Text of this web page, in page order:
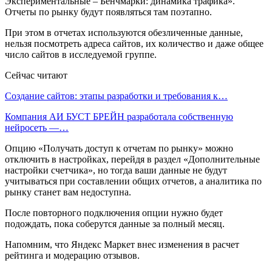
Отчеты по рынку будут появляться там поэтапно.
При этом в отчетах используются обезличенные данные,
нельзя посмотреть адреса сайтов, их количество и даже общее
число сайтов в исследуемой группе.
Сейчас читают
Создание сайтов: этапы разработки и требования к…
Компания АИ БУСТ БРЕЙН разработала собственную
нейросеть —…
Опцию «Получать доступ к отчетам по рынку» можно
отключить в настройках, перейдя в раздел «Дополнительные
настройки счетчика», но тогда ваши данные не будут
учитываться при составлении общих отчетов, а аналитика по
рынку станет вам недоступна.
После повторного подключения опции нужно будет
подождать, пока соберутся данные за полный месяц.
Напомним, что Яндекс Маркет внес изменения в расчет
рейтинга и модерацию отзывов.